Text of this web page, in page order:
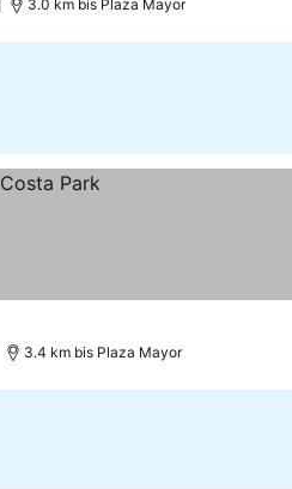
3.0 km bis Plaza Mayor
3.4 km bis Plaza Mayor